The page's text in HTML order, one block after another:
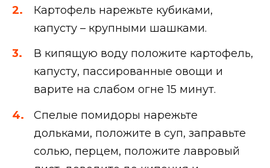
Картофель нарежьте кубиками,
капусту – крупными шашками.
В кипящую воду положите картофель,
капусту, пассированные овощи и
варите на слабом огне 15 минут.
Спелые помидоры нарежьте
дольками, положите в суп, заправьте
солью, перцем, положите лавровый